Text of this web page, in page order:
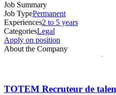
Job Summary
Job TypePermanent
Experiences2 to 5 years
CategoriesLegal
Apply on position
About the Company
TOTEM Recruteur de